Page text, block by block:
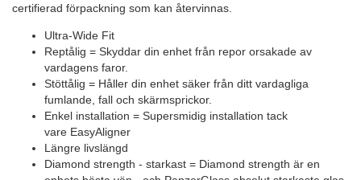
certifierad förpackning som kan återvinnas.
Ultra-Wide Fit
Reptålig = Skyddar din enhet från repor orsakade av
vardagens faror.
Stöttålig = Håller din enhet säker från ditt vardagliga
fumlande, fall och skärmsprickor.
Enkel installation = Supersmidig installation tack
vare EasyAligner
Längre livslängd
Diamond strength - starkast = Diamond strength är en